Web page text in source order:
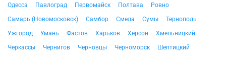
Одесса
Павлоград Первомайск Полтава
Ровно
Самарь (Новомосковск)
Самбор Смела Сумы
Тернополь
Ужгород
Умань Фастов Харьков Херсон
Хмельницкий
Черкассы
Чернигов Черновцы Черноморск Шептицкий